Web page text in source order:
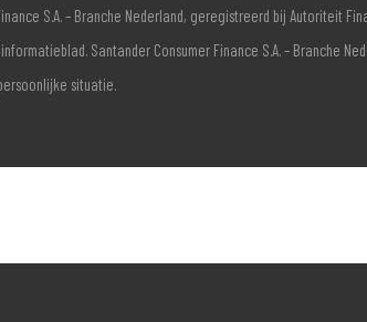
S.A. – Branche Nederland, geregistreerd bij Autoriteit
Santander Consumer Finance S.A. – Branche
situatie.